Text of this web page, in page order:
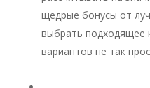
щедрые бонусы от
выбрать подходящее
вариантов не так